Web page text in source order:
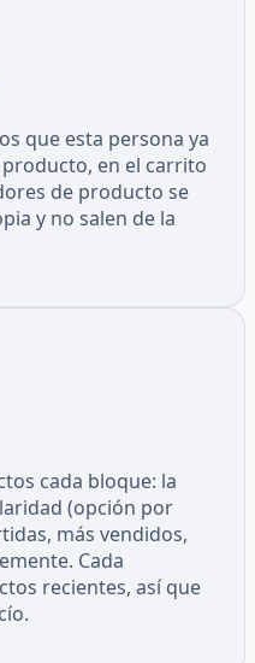
que esta persona ya
en el carrito
de producto se
y no salen de la
cada bloque: la
(opción por
más vendidos,
Cada
recientes, así que